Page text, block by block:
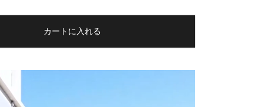
カートに入れる